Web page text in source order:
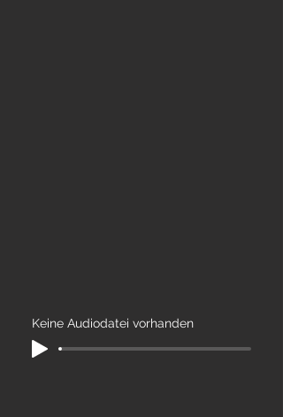
Keine Audiodatei vorhanden